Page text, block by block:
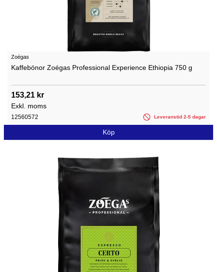
Zoégas
Kaffebönor Zoégas Professional Experience Ethiopia 750 g
153,21 kr
Exkl. moms
12560572 Leveranstid 2-5 dagar
Köp